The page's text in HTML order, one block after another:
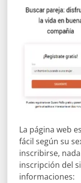
La página web
fácil según su
inscribirse,
inscripción del
informaciones: